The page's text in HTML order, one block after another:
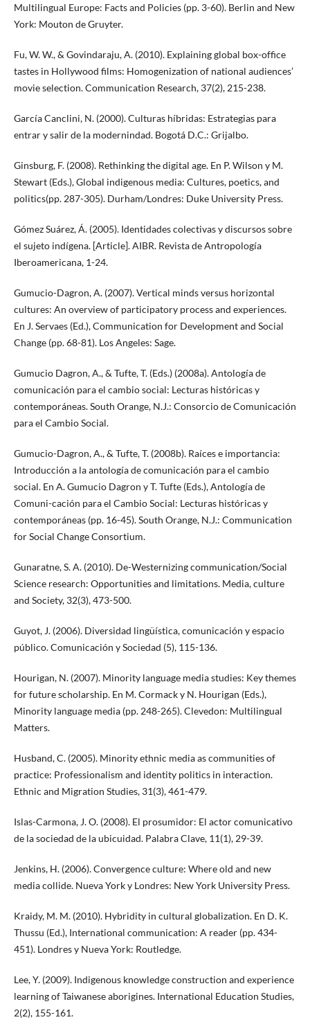
Multilingual Europe: Facts and Policies (pp. 3-60). Berlin and New
York: Mouton de Gruyter.
Fu, W. W., & Govindaraju, A. (2010). Explaining global box-office
tastes in Hollywood films: Homogenization of national audiences’
movie selection. Communication Research, 37(2), 215-238.
García Canclini, N. (2000). Culturas híbridas: Estrategias para
entrar y salir de la modernindad. Bogotá D.C.: Grijalbo.
Ginsburg, F. (2008). Rethinking the digital age. En P. Wilson y M.
Stewart (Eds.), Global indigenous media: Cultures, poetics, and
politics(pp. 287-305). Durham/Londres: Duke University Press.
Gómez Suárez, Á. (2005). Identidades colectivas y discursos sobre
el sujeto indígena. [Article]. AIBR. Revista de Antropología
Iberoamericana, 1-24.
Gumucio-Dagron, A. (2007). Vertical minds versus horizontal
cultures: An overview of participatory process and experiences.
En J. Servaes (Ed.), Communication for Development and Social
Change (pp. 68-81). Los Angeles: Sage.
Gumucio Dagron, A., & Tufte, T. (Eds.) (2008a). Antología de
comunicación para el cambio social: Lecturas históricas y
contemporáneas. South Orange, N.J.: Consorcio de Comunicación
para el Cambio Social.
Gumucio-Dagron, A., & Tufte, T. (2008b). Raíces e importancia:
Introducción a la antología de comunicación para el cambio
social. En A. Gumucio Dagron y T. Tufte (Eds.), Antología de
Comuni-cación para el Cambio Social: Lecturas históricas y
contemporáneas (pp. 16-45). South Orange, N.J.: Communication
for Social Change Consortium.
Gunaratne, S. A. (2010). De-Westernizing communication/Social
Science research: Opportunities and limitations. Media, culture
and Society, 32(3), 473-500.
Guyot, J. (2006). Diversidad lingüística, comunicación y espacio
público. Comunicación y Sociedad (5), 115-136.
Hourigan, N. (2007). Minority language media studies: Key themes
for future scholarship. En M. Cormack y N. Hourigan (Eds.),
Minority language media (pp. 248-265). Clevedon: Multilingual
Matters.
Husband, C. (2005). Minority ethnic media as communities of
practice: Professionalism and identity politics in interaction.
Ethnic and Migration Studies, 31(3), 461-479.
Islas-Carmona, J. O. (2008). El prosumidor: El actor comunicativo
de la sociedad de la ubicuidad. Palabra Clave, 11(1), 29-39.
Jenkins, H. (2006). Convergence culture: Where old and new
media collide. Nueva York y Londres: New York University Press.
Kraidy, M. M. (2010). Hybridity in cultural globalization. En D. K.
Thussu (Ed.), International communication: A reader (pp. 434-
451). Londres y Nueva York: Routledge.
Lee, Y. (2009). Indigenous knowledge construction and experience
learning of Taiwanese aborigines. International Education Studies,
2(2), 155-161.